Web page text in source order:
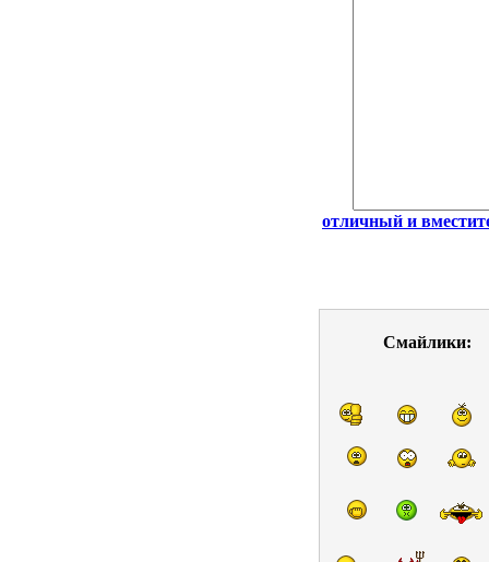
отличный и
Смайлики: